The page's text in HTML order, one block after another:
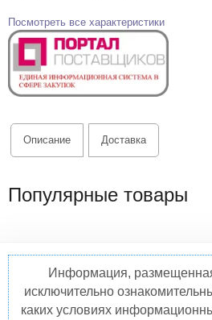
Посмотреть все характеристики
Описание Доставка
Популярные товары
Информация,
исключительно
каких условиях